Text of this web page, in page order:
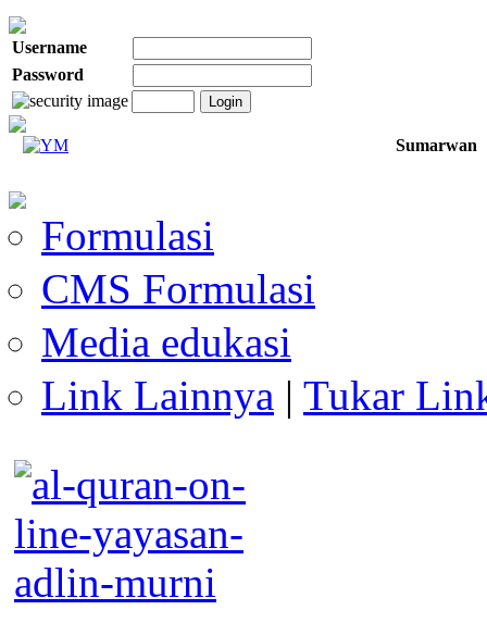
Username
Password
Sumarwan
Formulasi
CMS Formulasi
Media edukasi
Link Lainnya | Tukar